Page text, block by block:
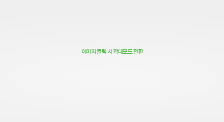
이미지 클릭 시 확대모드 전환